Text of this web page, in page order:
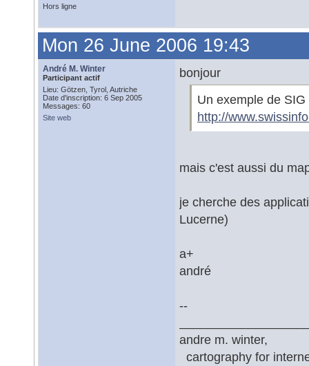
Hors ligne
Mon 26 June 2006 19:43
André M. Winter
Participant actif
Lieu: Götzen, Tyrol, Autriche
Date d'inscription: 6 Sep 2005
Messages: 60
Site web
bonjour
Un exemple de
http://
mais c'est aussi du
je cherche des
Lucerne)
a+
andré
--
andre m. winter,
cartography for